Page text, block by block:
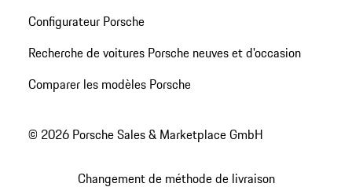
Configurateur Porsche
Recherche de voitures Porsche neuves et d'occasion
Comparer les modèles Porsche
© 2026 Porsche Sales & Marketplace GmbH
Changement de méthode de livraison